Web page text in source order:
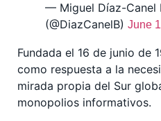
— Miguel Díaz-Canel
(@DiazCanelB) June
Fundada el 16 de junio de
como respuesta a la
mirada propia del Sur
monopolios informativos.